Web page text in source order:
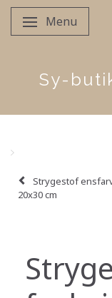
Skifte navigation
Menu
Sy-
Strygestof
20x30 cm